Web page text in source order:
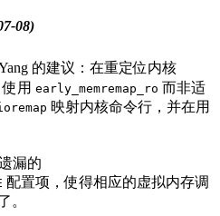
08)
的建议：在重定位内核
用 early_memremap_ro 而非适
映射内核命令行，并在用
漏的
配置项，使得相应的虚拟内存调
。